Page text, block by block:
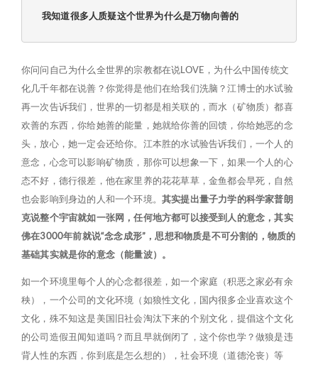
我知道很多人质疑这个世界为什么是万物向善的
你问问自己为什么全世界的宗教都在说LOVE，为什么中国传统文
化几千年都在说善？你觉得是他们在给我们洗脑？江博士的水试验
再一次告诉我们，世界的一切都是相关联的，而水（矿物质）都喜
欢善的东西，你给她善的能量，她就给你善的回馈，你给她恶的念
头，放心，她一定会还给你。江本胜的水试验告诉我们，一个人的
意念，心念可以影响矿物质，那你可以想象一下，如果一个人的心
态不好，德行很差，他在家里养的花花草草，金鱼都会早死，自然
也会影响到身边的人和一个环境。 其实提出量子力学的科学家普朗
克说整个宇宙就如一张网，任何地方都可以接受到人的意念，其实
佛在3000年前就说“念念成形”，思想和物质是不可分割的，物质的
基础其实就是你的意念（能量波）。
如一个环境里每个人的心念都很差，如一个家庭（积恶之家必有余
秧），一个公司的文化环境（如狼性文化，国内很多企业喜欢这个
文化，殊不知这是美国旧社会淘汰下来的个别文化，提倡这个文化
的公司造假丑闻知道吗？而且早就倒闭了，这个你也学？做狼是违
背人性的东西，你到底是怎么想的），社会环境（道德沦丧）等